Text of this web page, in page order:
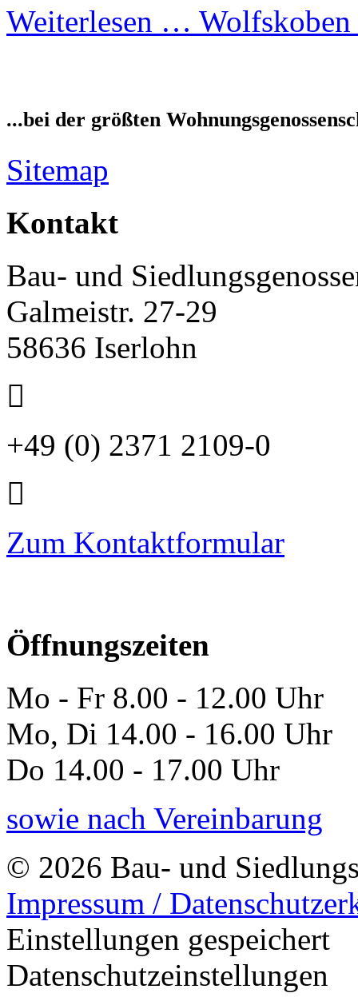
Weiterlesen …
...bei der größten
Sitemap
Kontakt
Bau- und
Galmeistr. 27-29
58636 Iserlohn
+49 (0) 2371 2109-0
Zum Kontaktformular
Öffnungszeiten
Mo - Fr 8.00 - 12.00 Uhr
Mo, Di 14.00 - 16.00 Uhr
Do 14.00 - 17.00 Uhr
sowie nach Vereinbarung
© 2026 Bau- und
Impressum /
Einstellungen gespeichert
Datenschutzeinstellungen